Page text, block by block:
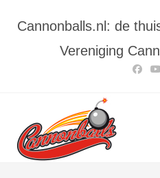
naarCannonballs.nl: de
Vereniging